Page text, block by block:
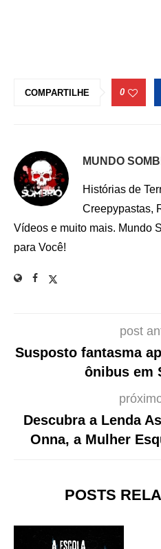
COMPARTILHE 0
MUNDO
Histórias de
Creepypastas,
Vídeos e muito mais. Mundo
para Você!
post
Susposto fantasma
ônibus em
Descubra a Lenda
Onna, a Mulher
POSTS